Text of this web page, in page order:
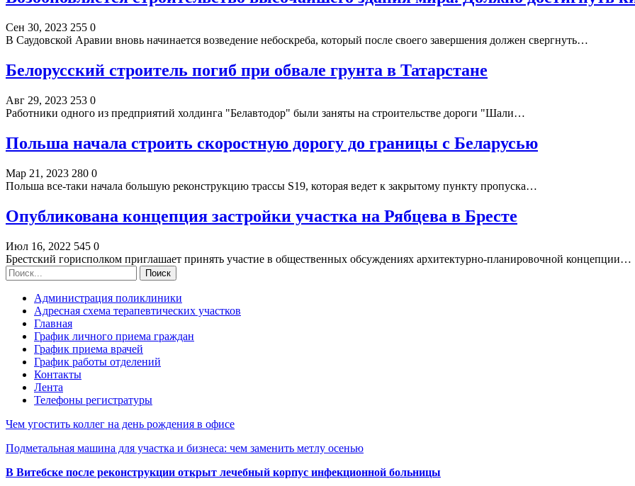
Сен 30, 2023 255 0
В Саудовской Аравии вновь начинается возведение небоскреба, который после своего завершения должен свергнуть…
Белорусский строитель погиб при обвале грунта в Татарстане
Авг 29, 2023 253 0
Работники одного из предприятий холдинга "Белавтодор" были заняты на строительстве дороги "Шали…
Польша начала строить скоростную дорогу до границы с Беларусью
Мар 21, 2023 280 0
Польша все-таки начала большую реконструкцию трассы S19, которая ведет к закрытому пункту пропуска…
Опубликована концепция застройки участка на Рябцева в Бресте
Июл 16, 2022 545 0
Брестский горисполком приглашает принять участие в общественных обсуждениях архитектурно-планировочной концепции…
Администрация поликлиники
Адресная схема терапевтических участков
Главная
График личного приема граждан
График приема врачей
График работы отделений
Контакты
Лента
Телефоны регистратуры
Чем угостить коллег на день рождения в офисе
Подметальная машина для участка и бизнеса: чем заменить метлу осенью
В Витебске после реконструкции открыт лечебный корпус инфекционной больницы